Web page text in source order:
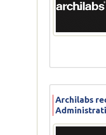
Archilabs